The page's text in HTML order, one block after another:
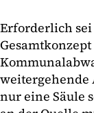
Erforderlich
weitergehende
nur eine Säule